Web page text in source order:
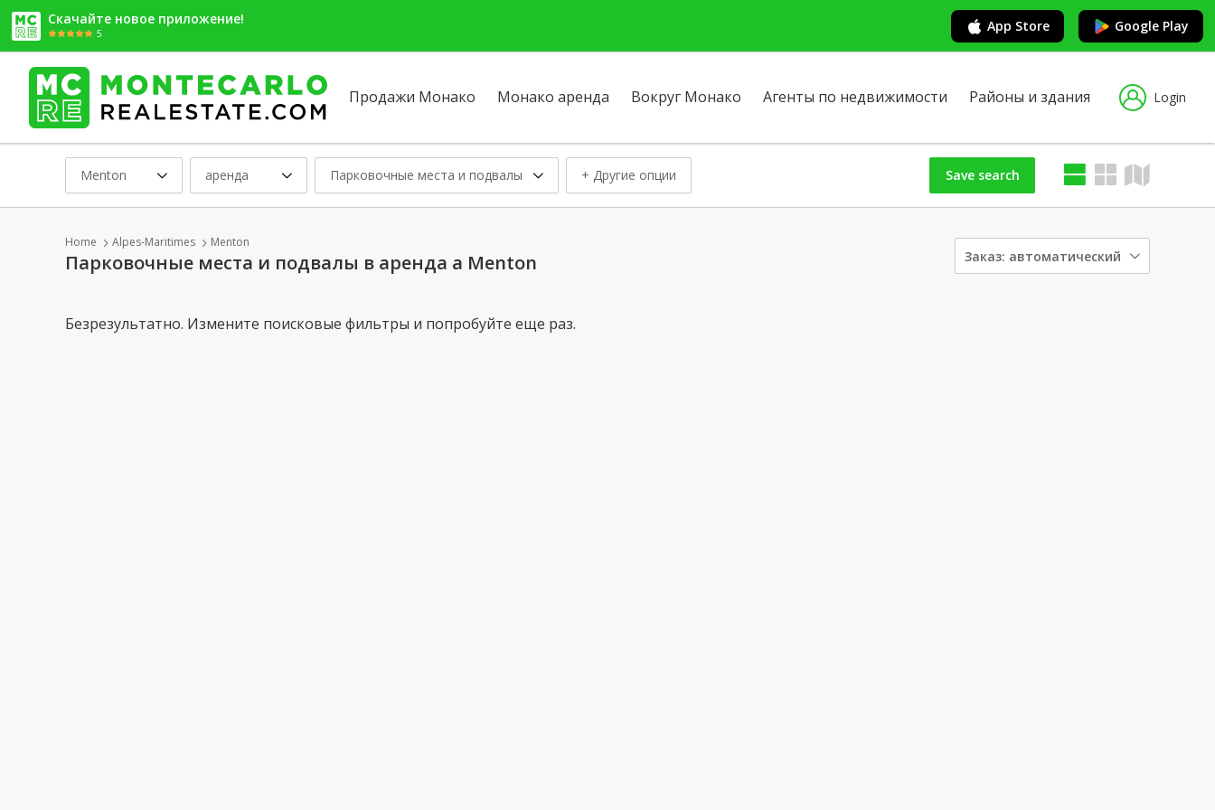
Скачайте новое приложение!
5 App Store Google Play
Продажи Монако Монако аренда Вокруг Монако Агенты по недвижимости Районы и здания Login
Menton аренда Парковочные места и подвалы + Другие опции
Заказ: автоматический
Save search
Home Alpes-Maritimes Menton
Парковочные места и подвалы в аренда a Menton
Безрезультатно. Измените поисковые фильтры и попробуйте еще раз.